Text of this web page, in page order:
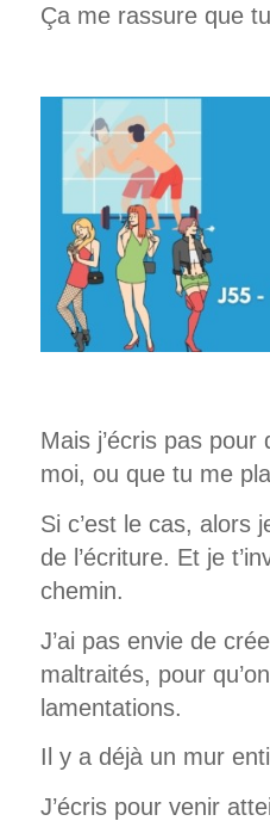
Ça me rassure que
Mais j’écris pas
moi, ou que tu me
Si c’est le cas, alors
de l’écriture. Et je
chemin.
J’ai pas envie de
maltraités, pour
lamentations.
Il y a déjà un mur
J’écris pour venir